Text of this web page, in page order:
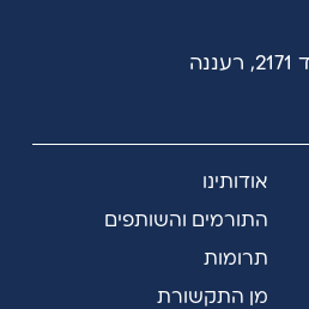
אודותינו
התורמים והשותפים
תרומות
מן התקשורת